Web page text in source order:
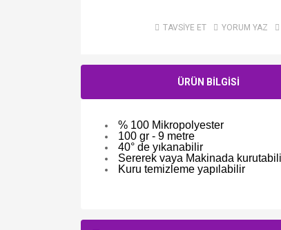
TAVSİYE ET YORUM YAZ
ÜRÜN BİLGİSİ
% 100 Mikropolyester
100 gr - 9 metre
40° de yıkanabilir
Sererek vaya Makinada
Kuru temizleme yapılabilir